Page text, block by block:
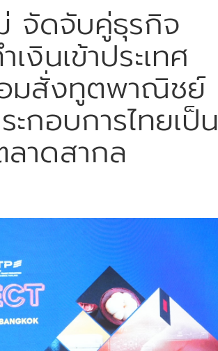
จัดจับคู่ธุรกิจ
งินเข้าประเทศ
มสั่งทูตพาณิชย์
กอบการไทยเป็น
าดสากล